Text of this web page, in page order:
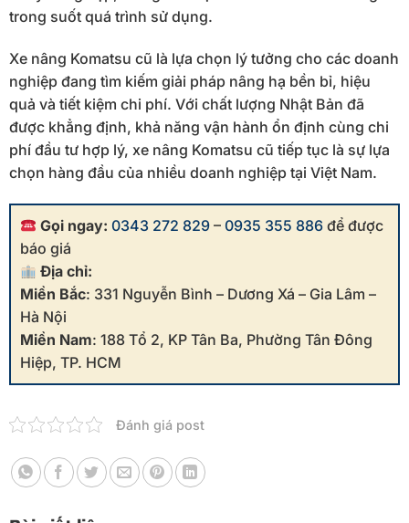
trong suốt quá trình sử dụng.
Xe nâng Komatsu cũ là lựa chọn lý tưởng cho các doanh
nghiệp đang tìm kiếm giải pháp nâng hạ bền bỉ, hiệu
quả và tiết kiệm chi phí. Với chất lượng Nhật Bản đã
được khẳng định, khả năng vận hành ổn định cùng chi
phí đầu tư hợp lý, xe nâng Komatsu cũ tiếp tục là sự lựa
chọn hàng đầu của nhiều doanh nghiệp tại Việt Nam.
Gọi ngay: 0343 272 829 –0935 355 886 để được
báo giá
Địa chỉ:
Miền Bắc: 331 Nguyễn Bình – Dương Xá – Gia Lâm –
Hà Nội
Miền Nam: 188 Tổ 2, KP Tân Ba, Phường Tân Đông
Hiệp, TP. HCM
Đánh giá post